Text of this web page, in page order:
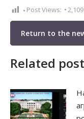
Post Views: 2,109
Return to the
Related